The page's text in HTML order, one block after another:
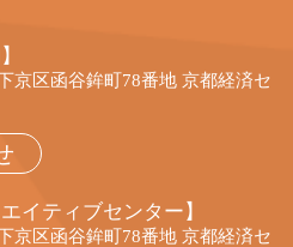
京区函谷鉾町78番地 京都経済セ
イティブセンター】
京区函谷鉾町78番地 京都経済セ